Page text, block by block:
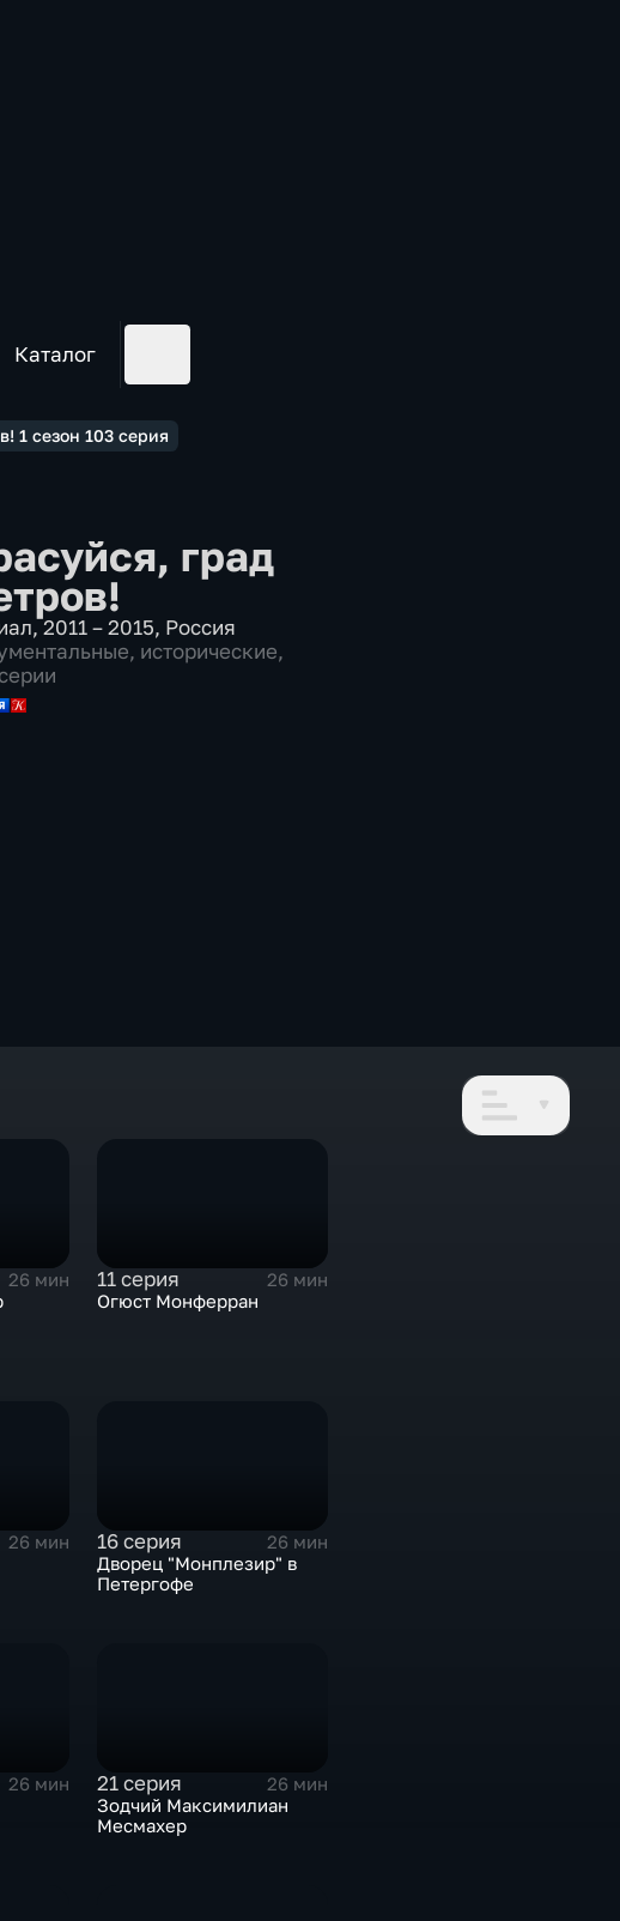
Каталог
1 сезон 103 серия
град
, 2011 – 2015, Россия
, исторические,
26 мин
11 серия
26 мин
Огюст Монферран
26 мин
16 серия
26 мин
Дворец "Монплезир" в
Петергофе
26 мин
21 серия
26 мин
Зодчий Максимилиан
Месмахер